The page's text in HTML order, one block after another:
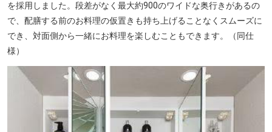
【白子小学校】（徒歩12分／約910m）
を採用しました。段差がなく最大約900のワイドな奥行きがあるの
で、配膳する前のお料理の仮置きも持ち上げることなくスムーズに
でき、対面側から一緒にお料理を楽しむこともできます。（同仕
様）